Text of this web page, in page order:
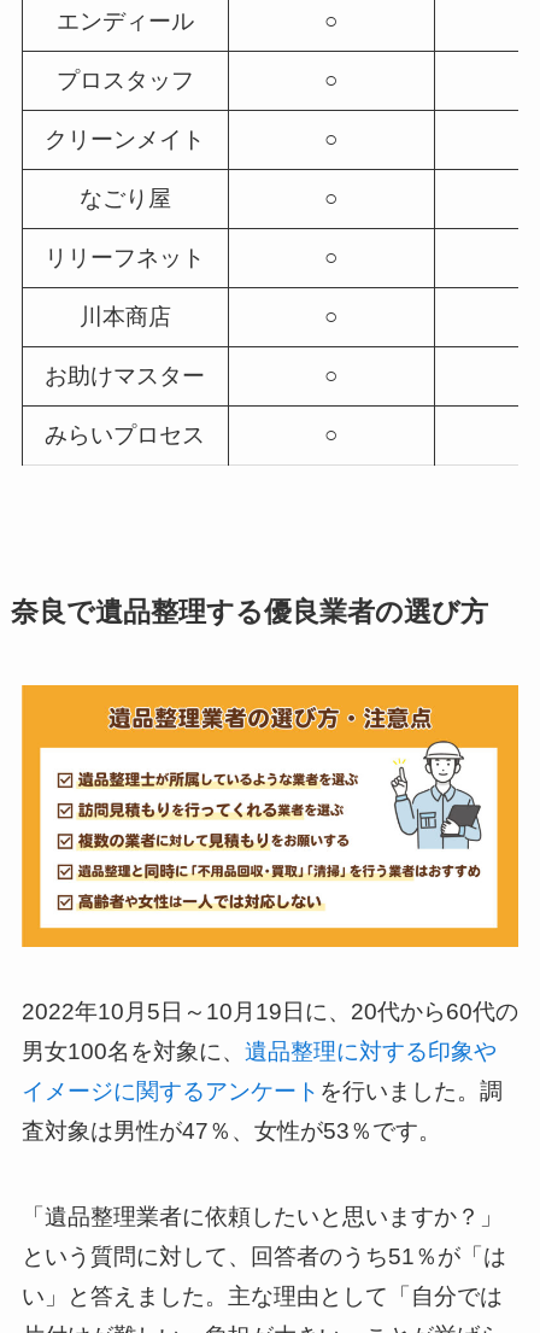
エンディール ○
プロスタッフ ○
クリーンメイト ○
なごり屋 ○
リリーフネット ○
川本商店 ○
お助けマスター ○
みらいプロセス ○
奈良で遺品整理する優良業者の選び方
2022年10月5日～10月19日に、20代から60代の
男女100名を対象に、 遺品整理に対する印象や
イメージに関するアンケート を行いました。調
査対象は男性が47％、女性が53％です。
「遺品整理業者に依頼したいと思いますか？」
という質問に対して、回答者のうち51％が「は
い」と答えました。主な理由として「自分では